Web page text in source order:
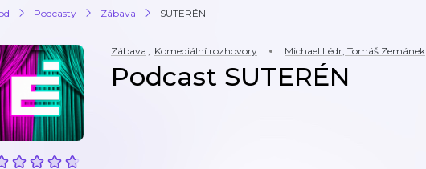
Podcasty Zábava SUTERÉN
Zábava , Komediální rozhovory Michael Lédr, Tomáš Zemánek
Podcast SUTERÉN